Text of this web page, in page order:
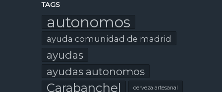
TAGS
autonomos
ayuda comunidad de madrid
ayudas
ayudas autonomos
Carabanchel cerveza artesanal